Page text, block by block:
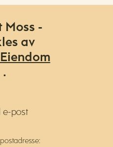
Moss -
av
.
e-post